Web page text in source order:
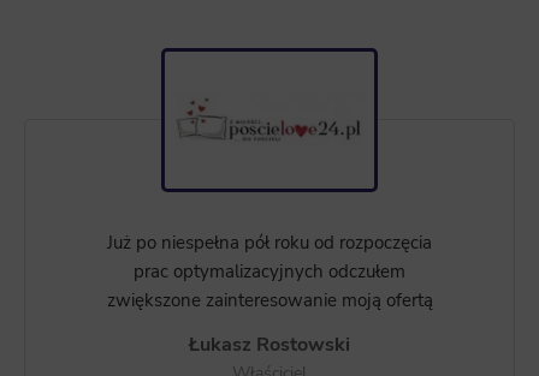
Już po niespełna pół roku od rozpoczęcia
prac optymalizacyjnych odczułem
zwiększone zainteresowanie moją ofertą
Łukasz Rostowski